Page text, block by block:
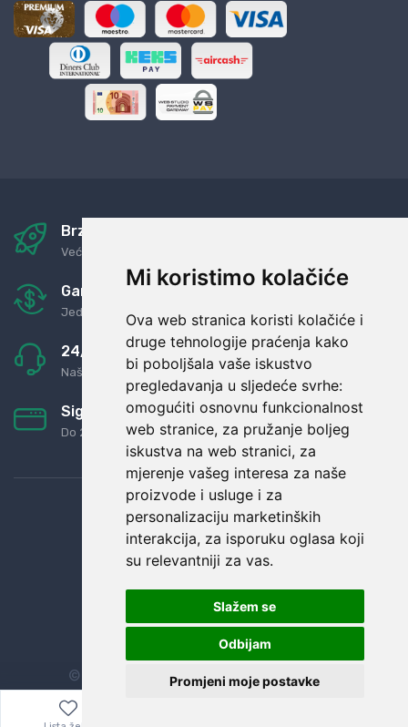
Mi koristimo kolačiće
Ova web stranica koristi kolačiće i
druge tehnologije praćenja kako
bi poboljšala vaše iskustvo
pregledavanja u sljedeće svrhe:
omogućiti osnovnu funkcionalnost
web stranice, za pružanje boljeg
iskustva na web stranici, za
mjerenje vašeg interesa za naše
proizvode i usluge i za
personalizaciju marketinških
interakcija, za isporuku oglasa koji
su relevantniji za vas.
Slažem se
Odbijam
Promjeni moje postavke
Brza i sigurna dostava
Već za nekoliko dana kod vas
Garancija u povrat novaca
Jednostavno pravilo: Roba za novac
24/7 odlična podrška
Naši agenti uvijek na raspolaganju
Sigurno obročno plaćanje
Do 24 rata bez kamata
© Sva prava zadržana. Dopi grupa d.o.o.